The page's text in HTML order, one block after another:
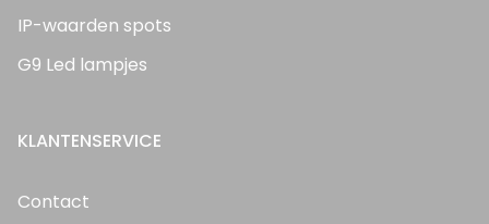
IP-waarden spots
G9 Led lampjes
KLANTENSERVICE
Contact